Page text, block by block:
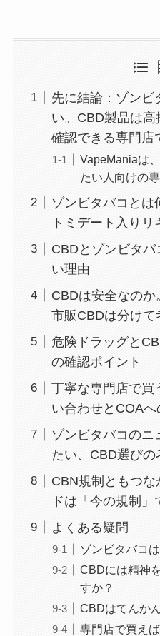
先に結論：ゾンビ
い。CBD製品は
確認できる専門店
VapeManiaは
たい人向けの
ゾンビタバコとは
トミデート入りリ
CBDとゾンビタ
い理由
CBDは安全なのか
市販CBDは分けて
危険ドラッグと
の確認ポイント
丁寧な専門店で買
い合わせとCOAへ
ゾンビタバコのニ
たい、CBD選びの
CBN規制ともつな
ドは「今の規制」
よくある疑問
ゾンビタバコ
CBDには精神
すか？
CBDはてんか
専門店で買え